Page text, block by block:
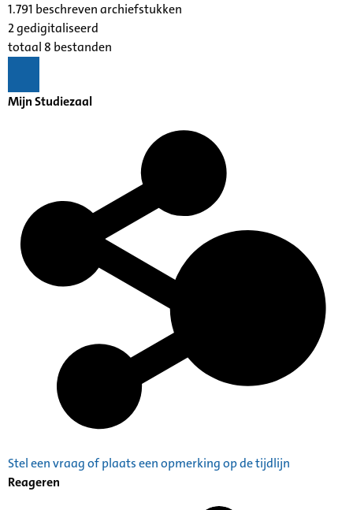
1.791 beschreven archiefstukken
2 gedigitaliseerd
totaal 8 bestanden
Mijn Studiezaal
Stel een vraag of plaats een opmerking op de tijdlijn
Reageren